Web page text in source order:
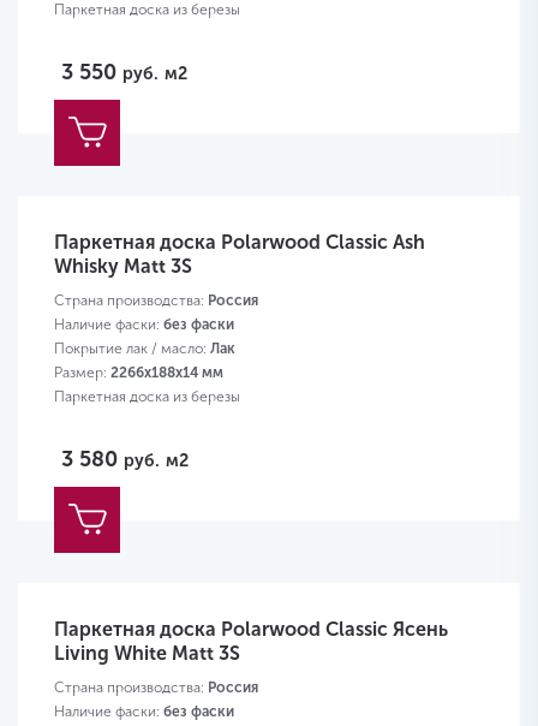
Паркетная доска из березы
3 550 руб. м2
Паркетная доска Polarwood Classic Ash
Whisky Matt 3S
Страна производства: Россия
Наличие фаски: без фаски
Покрытие лак / масло: Лак
Размер: 2266х188х14 мм
Паркетная доска из березы
3 580 руб. м2
Паркетная доска Polarwood Classic Ясень
Living White Matt 3S
Страна производства: Россия
Наличие фаски: без фаски